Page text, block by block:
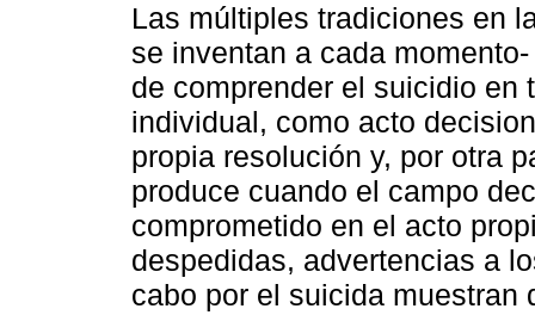
Las múltiples tradiciones en
se inventan a cada
de comprender el suicidio en
individual, como acto
propia resolución y, por otra
produce cuando el campo
comprometido en el acto
despedidas, advertencias a
cabo por el suicida muestran